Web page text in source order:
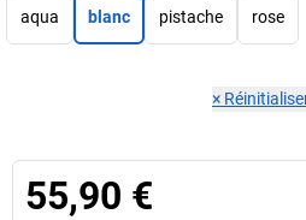
aqua blanc pistache rose
×
55,90 €